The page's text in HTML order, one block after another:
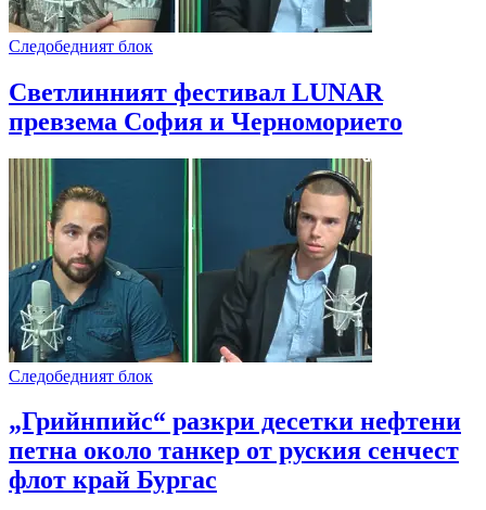
Следобедният блок
Светлинният фестивал LUNAR
превзема София и Черноморието
Следобедният блок
„Грийнпийс“ разкри десетки нефтени
петна около танкер от руския сенчест
флот край Бургас